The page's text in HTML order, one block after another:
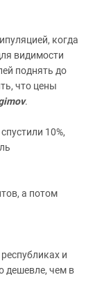
когда
видимости
поднять до
что цены
.
10%,
а потом
и
дешевле, чем в